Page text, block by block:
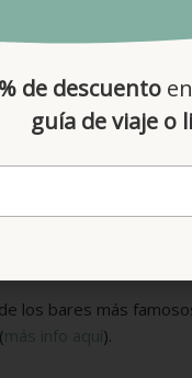
temporada.
para que
daros un capricho
los bares más
más info aquí).
de descuento
guía de viaje o